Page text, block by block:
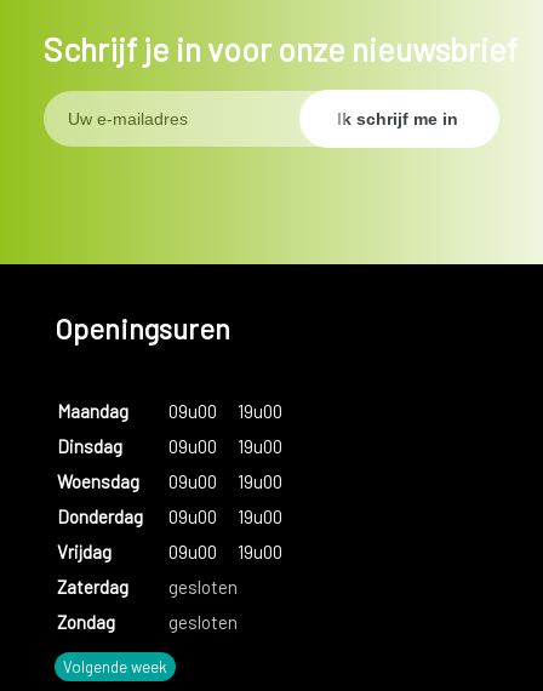
Schrijf je in voor onze nieuwsbrief
Openingsuren
Maandag 09u00
19u00
Dinsdag
09u00
19u00
Woensdag
09u00
19u00
Donderdag
09u00
19u00
Vrijdag
09u00
19u00
Zaterdag
gesloten
Zondag
gesloten
Volgende week